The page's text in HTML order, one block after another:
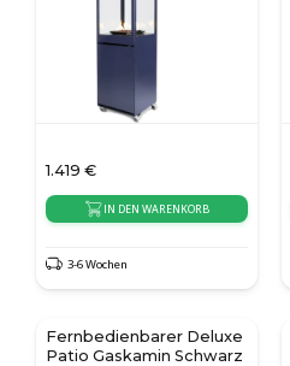
1.419 €
IN DEN WARENKORB
3-6 Wochen
Fernbedienbarer Deluxe
Patio Gaskamin Schwarz